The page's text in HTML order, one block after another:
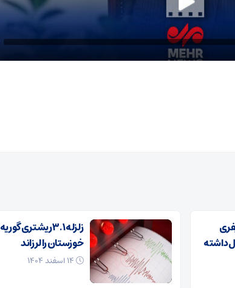
داشته
زلزله ۳.۱ ریشتری گوریه
خوزستان را لرزاند